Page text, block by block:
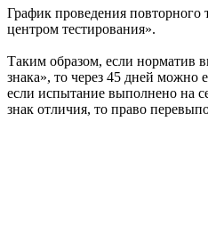
График проведения повторного
центром тестирования».
Таким образом, если норматив
знака», то через 45 дней можно
если испытание выполнено на
знак отличия, то право